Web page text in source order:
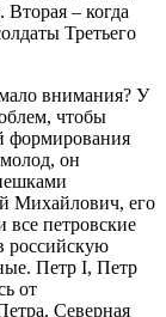
Вторая – когда
Третьего
внимания? У
чтобы
формирования
он
Михайлович, его
все петровские
российскую
Петр I, Петр
от
Северная